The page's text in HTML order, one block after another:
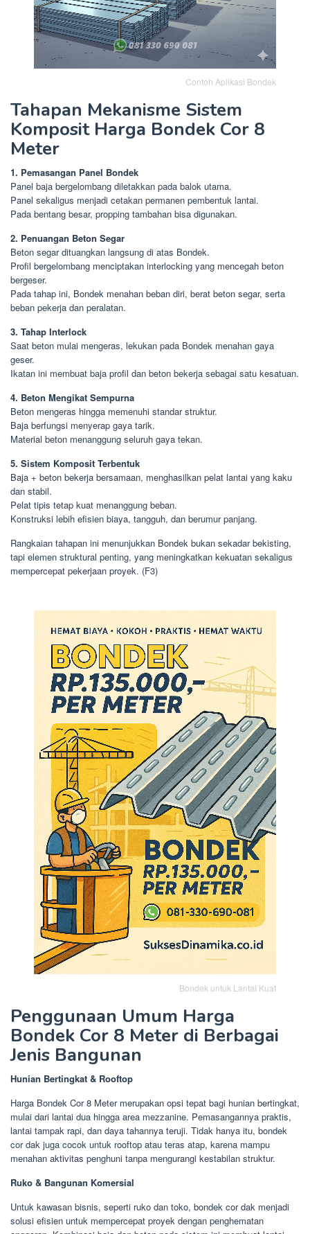
Contoh Aplikasi Bondek
Tahapan Mekanisme Sistem
Komposit Harga Bondek Cor 8
Meter
1. Pemasangan Panel Bondek
Panel baja bergelombang diletakkan pada balok utama.
Panel sekaligus menjadi cetakan permanen pembentuk lantai.
Pada bentang besar, propping tambahan bisa digunakan.
2. Penuangan Beton Segar
Beton segar dituangkan langsung di atas Bondek.
Profil bergelombang menciptakan interlocking yang mencegah beton
bergeser.
Pada tahap ini, Bondek menahan beban diri, berat beton segar, serta
beban pekerja dan peralatan.
3. Tahap Interlock
Saat beton mulai mengeras, lekukan pada Bondek menahan gaya
geser.
Ikatan ini membuat baja profil dan beton bekerja sebagai satu kesatuan.
4. Beton Mengikat Sempurna
Beton mengeras hingga memenuhi standar struktur.
Baja berfungsi menyerap gaya tarik.
Material beton menanggung seluruh gaya tekan.
5. Sistem Komposit Terbentuk
Baja + beton bekerja bersamaan, menghasilkan pelat lantai yang kaku
dan stabil.
Pelat tipis tetap kuat menanggung beban.
Konstruksi lebih efisien biaya, tangguh, dan berumur panjang.
Rangkaian tahapan ini menunjukkan Bondek bukan sekadar bekisting,
tapi elemen struktural penting, yang meningkatkan kekuatan sekaligus
mempercepat pekerjaan proyek. (F3)
Bondek untuk Lantai Kuat
Penggunaan Umum Harga
Bondek Cor 8 Meter di Berbagai
Jenis Bangunan
Hunian Bertingkat & Rooftop
Harga Bondek Cor 8 Meter merupakan opsi tepat bagi hunian bertingkat,
mulai dari lantai dua hingga area mezzanine. Pemasangannya praktis,
lantai tampak rapi, dan daya tahannya teruji. Tidak hanya itu, bondek
cor dak juga cocok untuk rooftop atau teras atap, karena mampu
menahan aktivitas penghuni tanpa mengurangi kestabilan struktur.
Ruko & Bangunan Komersial
Untuk kawasan bisnis, seperti ruko dan toko, bondek cor dak menjadi
solusi efisien untuk mempercepat proyek dengan penghematan